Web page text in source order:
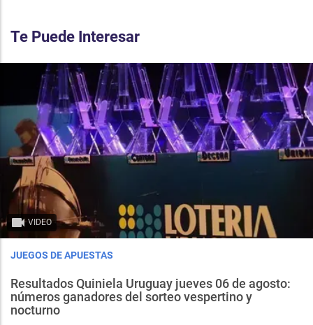
Te Puede Interesar
VIDEO
JUEGOS DE APUESTAS
Resultados Quiniela Uruguay jueves 06 de agosto:
números ganadores del sorteo vespertino y
nocturno